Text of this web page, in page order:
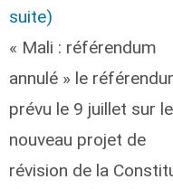
suite)
« Mali : référendum
annulé » le
prévu le 9 juillet sur le
nouveau projet de
révision de la